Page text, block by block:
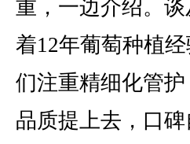
重，一边介绍。
着12年葡萄种植
们注重精细化管
品质提上去，口